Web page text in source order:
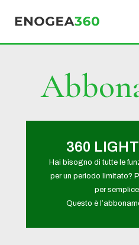
360
Hai bisogno di tutte le
per un periodo limitato?
per
Questo è